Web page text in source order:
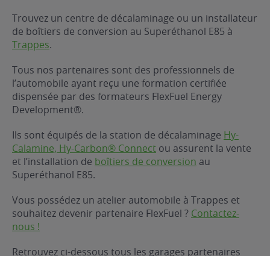
?
gratuit
du carburant avec
?
garagiste
Trouvez un centre de décalaminage ou un installateur
de boîtiers de conversion au Superéthanol E85 à
Trappes.
Tous nos partenaires sont des professionnels de
l’automobile ayant reçu une formation certifiée
dispensée par des formateurs FlexFuel Energy
Development®.
Ils sont équipés de la station de décalaminage Hy-
Calamine, Hy-Carbon® Connect ou assurent la vente
et l’installation de boîtiers de conversion au
Superéthanol E85.
Vous possédez un atelier automobile à Trappes et
souhaitez devenir partenaire FlexFuel ? Contactez-
nous !
Retrouvez ci-dessous tous les garages partenaires